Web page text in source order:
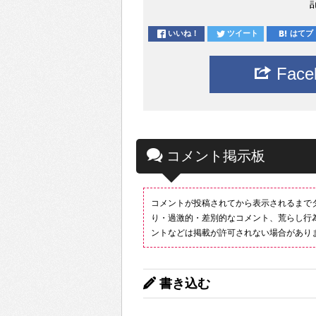
いいね！ ツイート はてブ
コメント掲示板
コメントが投稿されてから表示されるま
り・過激的・差別的なコメント、荒らし
ントなどは掲載が許可されない場合があり
書き込む